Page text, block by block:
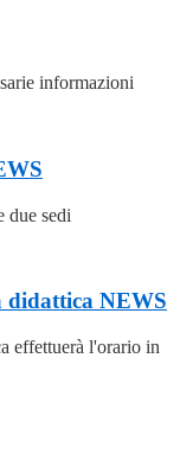
informazioni
due sedi
didattica NEWS
effettuerà l'orario in